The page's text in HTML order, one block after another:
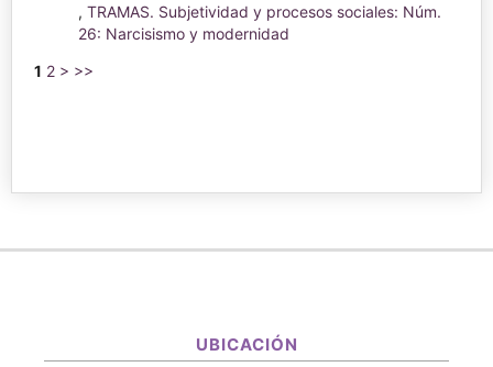
, TRAMAS. Subjetividad y procesos sociales: Núm.
26: Narcisismo y modernidad
1 2 > >>
UBICACIÓN